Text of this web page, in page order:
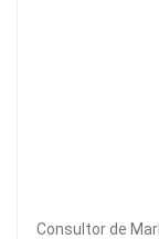
Consultor de